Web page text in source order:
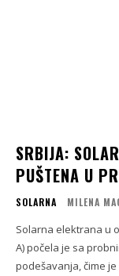
SRBIJA:
PUŠTENA U
SOLARNA MILENA
Solarna elektrana u
A) počela je sa
podešavanja, čime